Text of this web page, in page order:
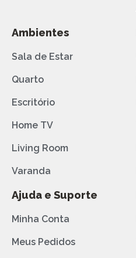
Ambientes
Sala de Estar
Quarto
Escritório
Home TV
Living Room
Varanda
Ajuda e Suporte
Minha Conta
Meus Pedidos